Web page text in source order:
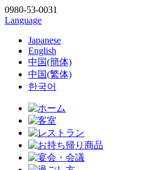
0980-53-0031
Language
Japanese
English
中国(簡体)
中国(繁体)
한국어